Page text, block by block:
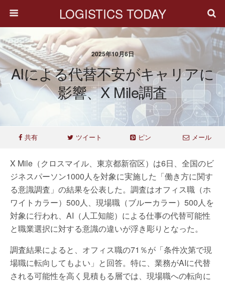
LOGISTICS TODAY
2025年10月6日
AIによる代替不安がキャリアに
影響、X Mile調査
共有 ツイート ピン メール
X Mile（クロスマイル、東京都新宿区）は6日、全国のビ
ジネスパーソン1000人を対象に実施した「働き方に関す
る意識調査」の結果を公表した。調査はオフィス職（ホ
ワイトカラー）500人、現場職（ブルーカラー）500人を
対象に行われ、AI（人工知能）による仕事の代替可能性
と職業選択に対する意識の違いが浮き彫りとなった。
調査結果によると、オフィス職の71％が「条件次第で現
場職に転向してもよい」と回答。特に、業務がAIに代替
される可能性を高く見積もる層では、現場職への転向に